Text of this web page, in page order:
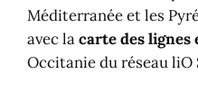
Méditerranée et les
avec lacarte des lignes
Occitanie du réseau liO